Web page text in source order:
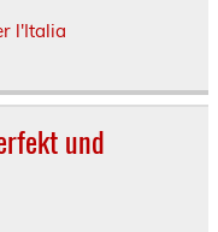
l'Italia
und